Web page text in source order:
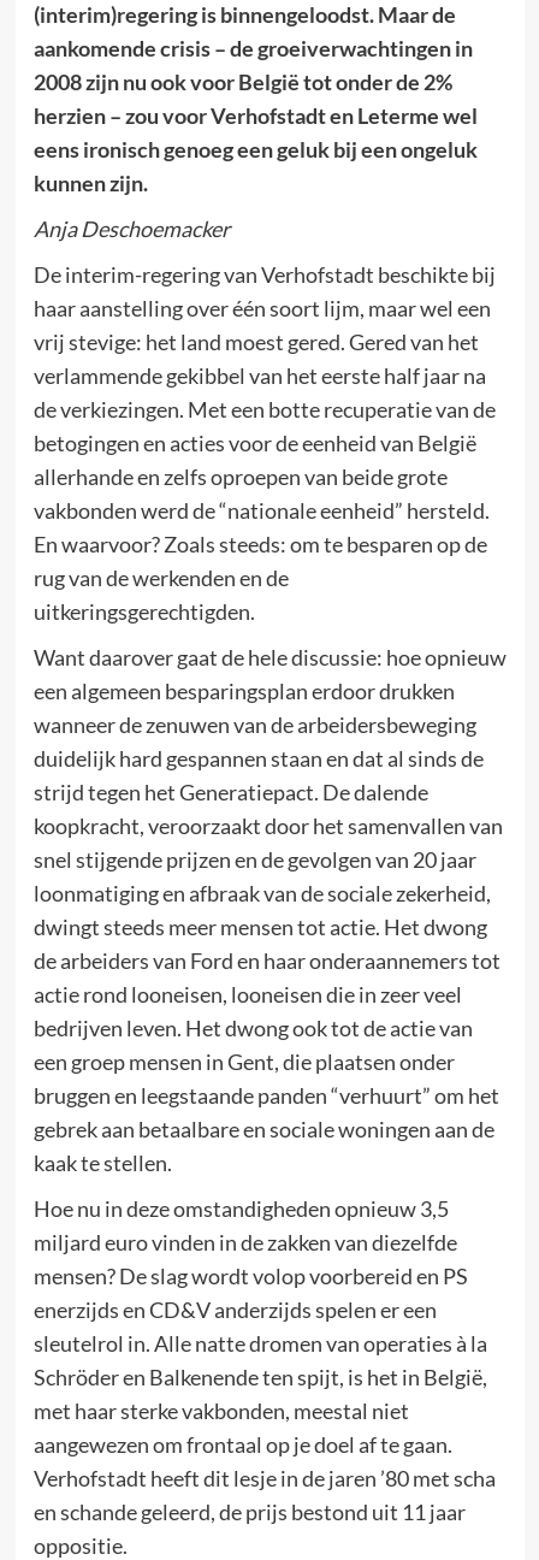
(interim)regering is binnengeloodst. Maar de
aankomende crisis – de groeiverwachtingen in
2008 zijn nu ook voor België tot onder de 2%
herzien – zou voor Verhofstadt en Leterme wel
eens ironisch genoeg een geluk bij een ongeluk
kunnen zijn.
Anja Deschoemacker
De interim-regering van Verhofstadt beschikte bij
haar aanstelling over één soort lijm, maar wel een
vrij stevige: het land moest gered. Gered van het
verlammende gekibbel van het eerste half jaar na
de verkiezingen. Met een botte recuperatie van de
betogingen en acties voor de eenheid van België
allerhande en zelfs oproepen van beide grote
vakbonden werd de “nationale eenheid” hersteld.
En waarvoor? Zoals steeds: om te besparen op de
rug van de werkenden en de
uitkeringsgerechtigden.
Want daarover gaat de hele discussie: hoe opnieuw
een algemeen besparingsplan erdoor drukken
wanneer de zenuwen van de arbeidersbeweging
duidelijk hard gespannen staan en dat al sinds de
strijd tegen het Generatiepact. De dalende
koopkracht, veroorzaakt door het samenvallen van
snel stijgende prijzen en de gevolgen van 20 jaar
loonmatiging en afbraak van de sociale zekerheid,
dwingt steeds meer mensen tot actie. Het dwong
de arbeiders van Ford en haar onderaannemers tot
actie rond looneisen, looneisen die in zeer veel
bedrijven leven. Het dwong ook tot de actie van
een groep mensen in Gent, die plaatsen onder
bruggen en leegstaande panden “verhuurt” om het
gebrek aan betaalbare en sociale woningen aan de
kaak te stellen.
Hoe nu in deze omstandigheden opnieuw 3,5
miljard euro vinden in de zakken van diezelfde
mensen? De slag wordt volop voorbereid en PS
enerzijds en CD&V anderzijds spelen er een
sleutelrol in. Alle natte dromen van operaties à la
Schröder en Balkenende ten spijt, is het in België,
met haar sterke vakbonden, meestal niet
aangewezen om frontaal op je doel af te gaan.
Verhofstadt heeft dit lesje in de jaren ’80 met scha
en schande geleerd, de prijs bestond uit 11 jaar
oppositie.